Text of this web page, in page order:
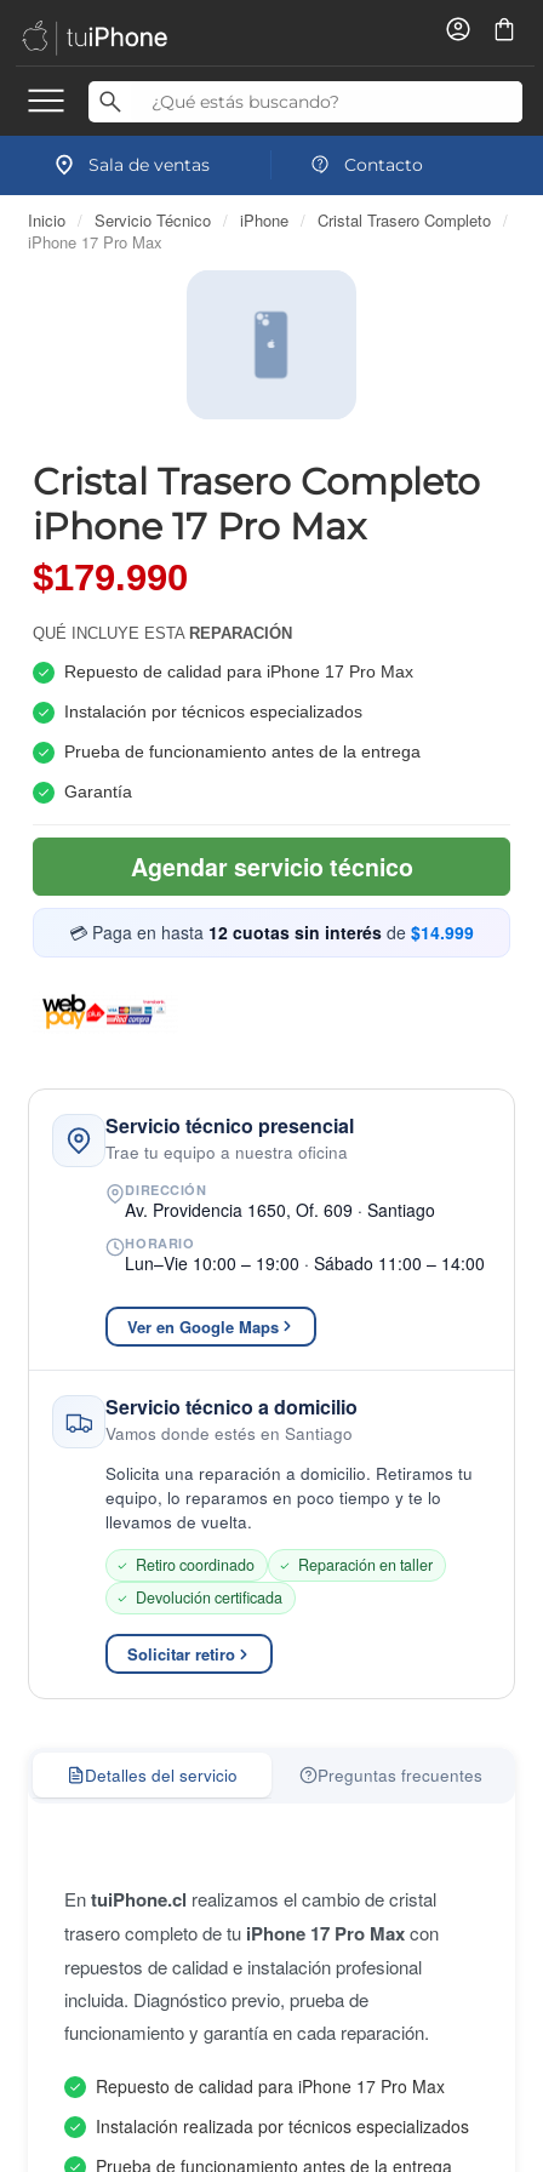
Sala de ventas Contacto
Inicio / Servicio Técnico / iPhone / Cristal Trasero Completo /
iPhone 17 Pro Max
Cristal Trasero Completo
iPhone 17 Pro Max
$179.990
QUÉ INCLUYE ESTA REPARACIÓN
Repuesto de calidad para iPhone 17 Pro Max
Instalación por técnicos especializados
Prueba de funcionamiento antes de la entrega
Garantía
Agendar servicio técnico
💳 Paga en hasta 12 cuotas sin interés de $14.999
Servicio técnico presencial
Trae tu equipo a nuestra oficina
DIRECCIÓN
Av. Providencia 1650, Of. 609 · Santiago
HORARIO
Lun–Vie 10:00 – 19:00 · Sábado 11:00 – 14:00
Ver en Google Maps
Servicio técnico a domicilio
Vamos donde estés en Santiago
Solicita una reparación a domicilio. Retiramos tu
equipo, lo reparamos en poco tiempo y te lo
llevamos de vuelta.
Retiro coordinado
Reparación en taller
Devolución certificada
Solicitar retiro
Detalles del servicio Preguntas frecuentes
EntuiPhone.cl realizamos el cambio de cristal
trasero completo de tu iPhone 17 Pro Maxcon
repuestos de calidad e instalación profesional
incluida. Diagnóstico previo, prueba de
funcionamiento y garantía en cada reparación.
Repuesto de calidad para iPhone 17 Pro Max
Instalación realizada por técnicos especializados
Prueba de funcionamiento antes de la entrega